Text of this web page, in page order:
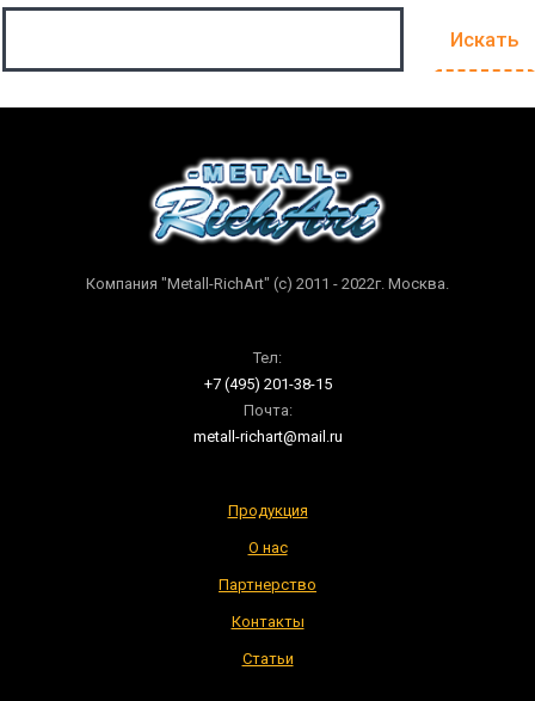
Компания "Metall-RichArt" (c) 2011 - 2022г. Москва.
Тел:
+7 (495) 201-38-15
Почта:
metall-richart@mail.ru
Продукция
О нас
Партнерство
Контакты
Статьи